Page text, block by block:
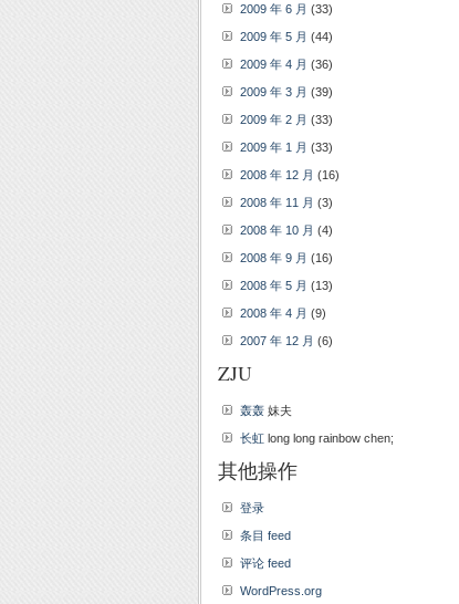
2009 年 6 月 (33)
2009 年 5 月 (44)
2009 年 4 月 (36)
2009 年 3 月 (39)
2009 年 2 月 (33)
2009 年 1 月 (33)
2008 年 12 月 (16)
2008 年 11 月 (3)
2008 年 10 月 (4)
2008 年 9 月 (16)
2008 年 5 月 (13)
2008 年 4 月 (9)
2007 年 12 月 (6)
ZJU
轰轰 妹夫
长虹 long long rainbow chen;
其他操作
登录
条目 feed
评论 feed
WordPress.org